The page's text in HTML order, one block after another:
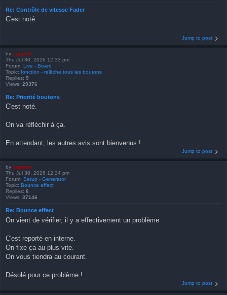
Re: Contrôle de vitesse Fader
C'est noté.
Jump to post
by support
Thu Jul 30, 2026 12:33 pm
Forum: Live - Board
Topic: fonction - relâche tous les boutons
Replies: 9
Views: 29376
Re: Priorité boutons
C'est noté.
On va réfléchir à ça.
En attendant, les autres avis sont bienvenus !
Jump to post
by support
Thu Jul 30, 2026 12:24 pm
Forum: Setup - Generator
Topic: Bounce effect
Replies: 6
Views: 37146
Re: Bounce effect
On vient de vérifier, il y a effectivement un problème.
C'est reporté en interne.
On fixe ça au plus vite.
On vous tiendra au courant.
Désolé pour ce problème !
Jump to post